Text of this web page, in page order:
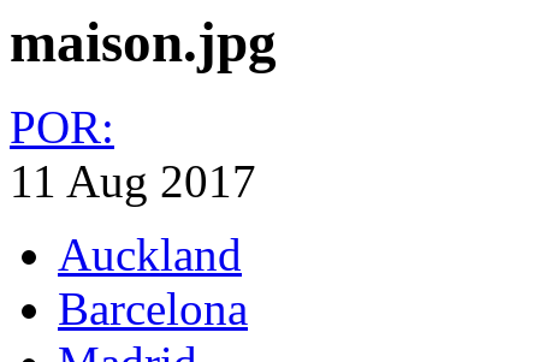
maison.jpg
POR:
11 Aug 2017
Auckland
Barcelona